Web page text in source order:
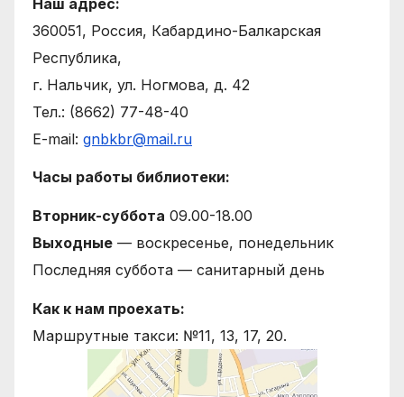
360051, Россия, Кабардино-Балкарская
Республика,
г. Нальчик, ул. Ногмова, д. 42
Тел.: (8662) 77-48-40
E-mail: gnbkbr@mail.ru
Часы работы библиотеки:
Вторник-суббота 09.00-18.00
Выходные — воскресенье, понедельник
Последняя суббота — санитарный день
Как к нам проехать:
Маршрутные такси: №11, 13, 17, 20.